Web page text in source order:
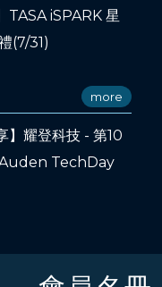
TASA iSPARK 星
(7/31)
more
】耀登科技 - 第10
Auden TechDay